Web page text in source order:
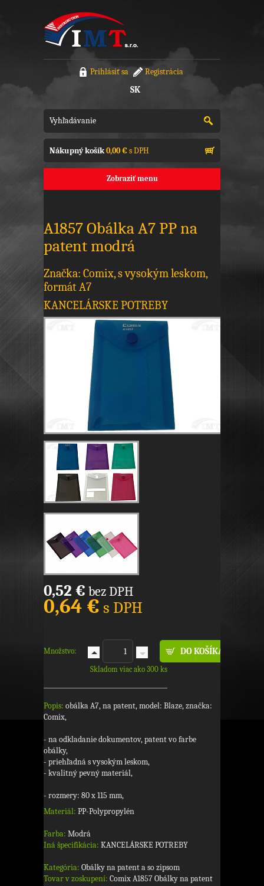
Prihlásiť sa Registrácia
SK
Nákupný košík0,00 €s DPH
Zobraziť menu
A1857 Obálka A7 PP na
patent modrá
Značka: Comix, s vysokým leskom,
formát A7
KANCELÁRSKE POTREBY
0,52 € bez DPH
0,64 € s DPH
Množstvo:
Skladom viac ako 300 ks
Popis: obálka A7, na patent, model: Blaze, značka:
Comix,
- na odkladanie dokumentov, patent vo farbe
obálky,
- priehľadná s vysokým leskom,
- kvalitný pevný materiál,
- rozmery: 80 x 115 mm,
Materiál: PP-Polypropylén
Farba: Modrá
Iná špecifikácia: KANCELÁRSKE POTREBY
Kategória: Obálky na patent a so zipsom
Tovar v zoskupení: Comix A1857 Obálky na patent